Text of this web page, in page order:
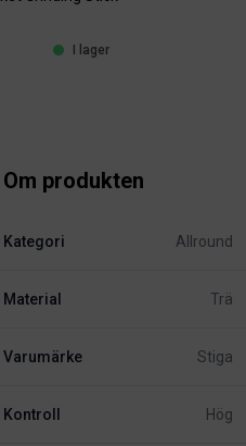
I lager
Om produkten
Kategori Allround
Material Trä
Varumärke Stiga
Kontroll Hög